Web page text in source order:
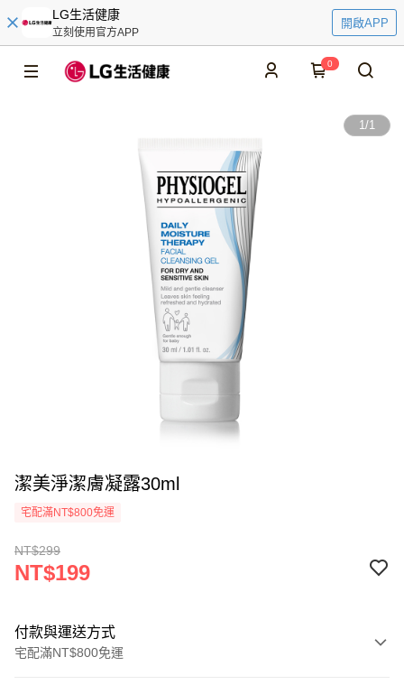
LG生活健康
立刻使用官方APP
開啟APP
0
1/1
潔美淨潔膚凝露30ml
宅配滿NT$800免運
NT$299
NT$199
付款與運送方式
宅配滿NT$800免運